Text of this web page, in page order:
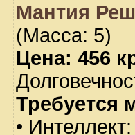
Мантия
(Масса: 5)
Цена: 456
Требуется
•